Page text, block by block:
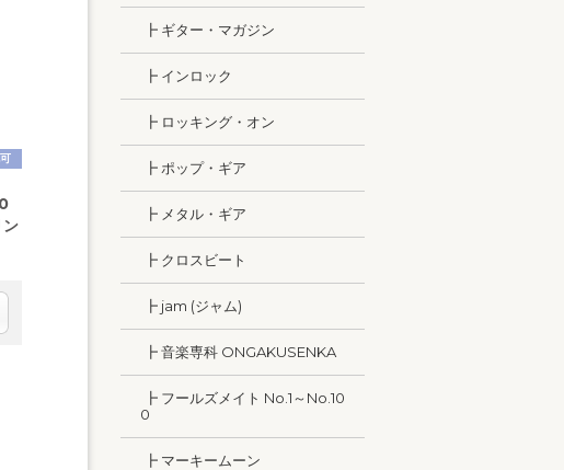
┣ ギター・マガジン
┣ インロック
┣ ロッキング・オン
┣ ポップ・ギア
┣ メタル・ギア
┣ クロスビート
┣ jam (ジャム)
┣ 音楽専科 ONGAKUSENKA
┣ フールズメイト No.1～No.10
0
┣ マーキームーン